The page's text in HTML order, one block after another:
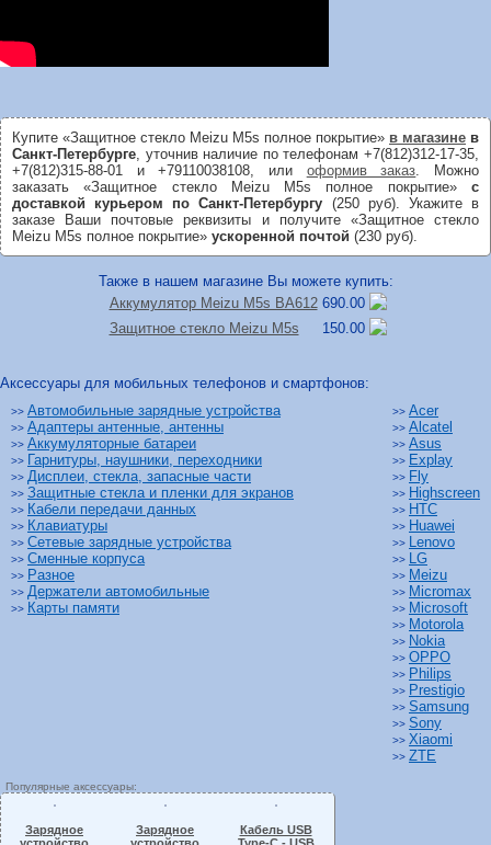
Купите «Защитное стекло Meizu M5s полное покрытие» в магазине в
Санкт-Петербурге, уточнив наличие по телефонам +7(812)312-17-35,
+7(812)315-88-01 и +79110038108, или оформив заказ. Можно
заказать «Защитное стекло Meizu M5s полное покрытие» с
доставкой курьером по Санкт-Петербургу (250 руб). Укажите в
заказе Ваши почтовые реквизиты и получите «Защитное стекло
Meizu M5s полное покрытие» ускоренной почтой (230 руб).
Также в нашем магазине Вы можете купить:
Аккумулятор Meizu M5s BA612 690.00
Защитное стекло Meizu M5s
150.00
Аксессуары для мобильных телефонов и смартфонов:
>> Автомобильные зарядные устройства
>> Адаптеры антенные, антенны
>> Аккумуляторные батареи
>> Гарнитуры, наушники, переходники
>> Дисплеи, стекла, запасные части
>> Защитные стекла и пленки для экранов
>> Кабели передачи данных
>> Клавиатуры
>> Сетевые зарядные устройства
>> Сменные корпуса
>> Разное
>> Держатели автомобильные
>> Карты памяти
>> Acer
>> Alcatel
>> Asus
>> Explay
>> Fly
>> Highscreen
>> HTC
>> Huawei
>> Lenovo
>> LG
>> Meizu
>> Micromax
>> Microsoft
>> Motorola
>> Nokia
>> OPPO
>> Philips
>> Prestigio
>> Samsung
>> Sony
>> Xiaomi
>> ZTE
Популярные аксессуары:
Зарядное
Зарядное
Кабель USB